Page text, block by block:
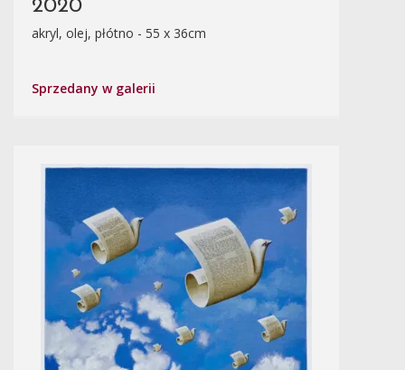
2020
akryl, olej, płótno - 55 x 36cm
Sprzedany w galerii